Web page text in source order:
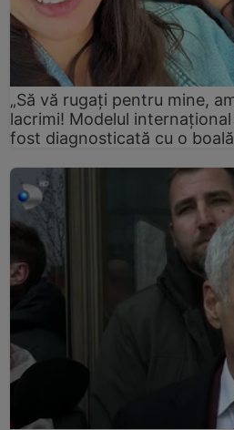
„Să vă rugați pentru mine,
lacrimi! Modelul
fost diagnosticată cu o